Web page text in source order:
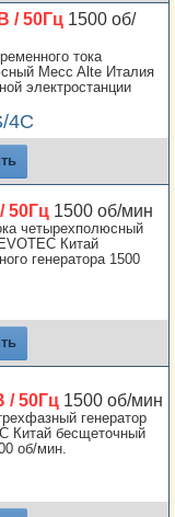
/ 50Гц 1500 об/
тока
Mecc Alte Италия
электростанции
4C
50Гц 1500 об/мин
четырехполюсный
Китай
генератора 1500
/ 50Гц 1500 об/мин
генератор
Китай бесщеточный
об/мин.